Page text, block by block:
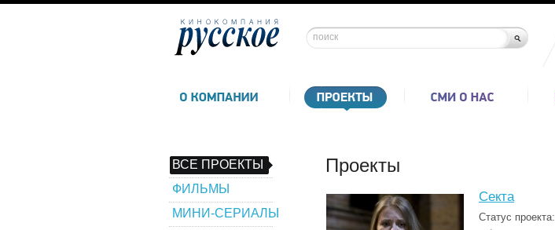
ВСЕ ПРОЕКТЫ
ФИЛЬМЫ
МИНИ-СЕРИАЛЫ
Проекты
Секта
Статус проекта: